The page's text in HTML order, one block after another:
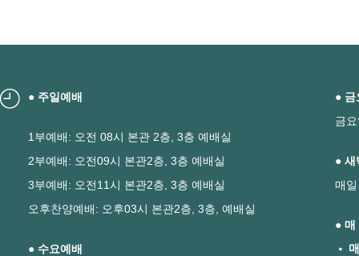
● 주일예배
1부예배: 오전 08시 본관 2층, 3층 예배실
2부예배: 오전09시 본관2층, 3층 예배실
3부예배: 오전11시 본관2층, 3층 예배실
오후찬양예배: 오후03시 본관2층, 3층, 예배실
● 수요예배
● 금
금
● 새
매
● 매
•